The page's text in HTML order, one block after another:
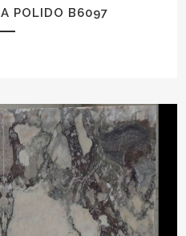
POLIDO B6097